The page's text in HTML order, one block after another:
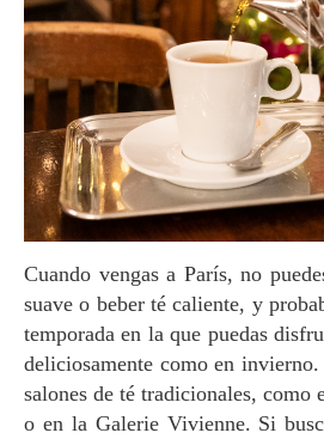
Cuando vengas a París, no puedes dejar de probar pan
suave o beber té caliente, y
temporada en la que puedas
deliciosamente como en
salones de té tradicionales, como
o en la Galerie Vivienne. Si